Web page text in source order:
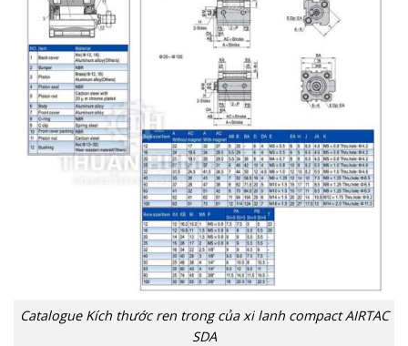
Catalogue Kích thước ren trong của xi lanh compact AIRTAC
SDA